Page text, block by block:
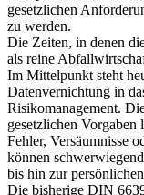
gesetzlichen
zu werden.
Die Zeiten, in denen
als reine
Im Mittelpunkt steht
Datenvernichtung in
Risikomanagement.
gesetzlichen
Fehler, Versäumnisse
können
bis hin zur
Die bisherige DIN